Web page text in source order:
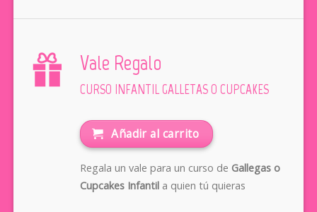
Vale Regalo
CURSO INFANTIL GALLETAS O CUPCAKES
Añadir al carrito
Regala un vale para un curso de Gallegas o
Cupcakes Infantila quien tú quieras